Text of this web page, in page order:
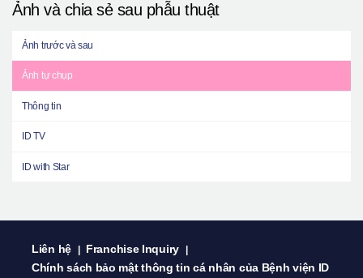
Ảnh và chia sẻ sau phẫu thuật
Ảnh trước và sau
Ảnh tự chụp
Thông tin
ID TV
ID with Star
Liên hệ Franchise Inquiry
Chính sách bảo mật thông tin cá nhân của Bệnh viện ID